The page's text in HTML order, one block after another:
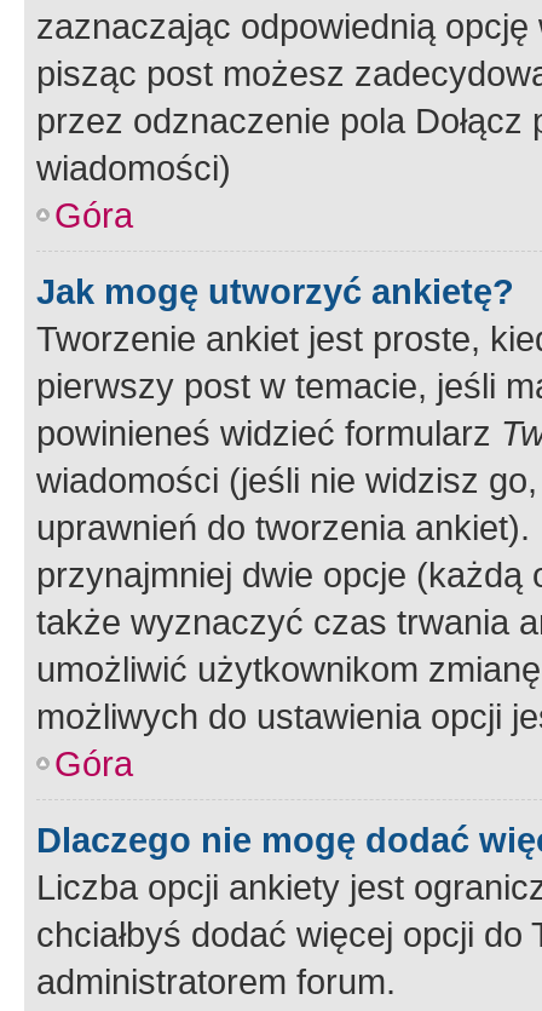
zaznaczając odpowiednią
pisząc post możesz
przez odznaczenie pola
wiadomości)
Góra
Jak mogę utworzyć ankietę?
Tworzenie ankiet jest proste,
pierwszy post w temacie, jeśli
powinieneś widzieć formularz
wiadomości (jeśli nie widzisz
uprawnień do tworzenia
przynajmniej dwie opcje
także wyznaczyć czas trwania
umożliwić użytkownikom
możliwych do ustawienia opcji
Góra
Dlaczego nie mogę dodać
Liczba opcji ankiety jest
chciałbyś dodać więcej opcji
administratorem forum.